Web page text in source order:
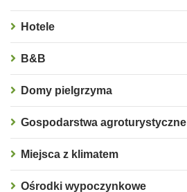
Hotele
B&B
Domy pielgrzyma
Gospodarstwa agroturystyczne
Miejsca z klimatem
Ośrodki wypoczynkowe